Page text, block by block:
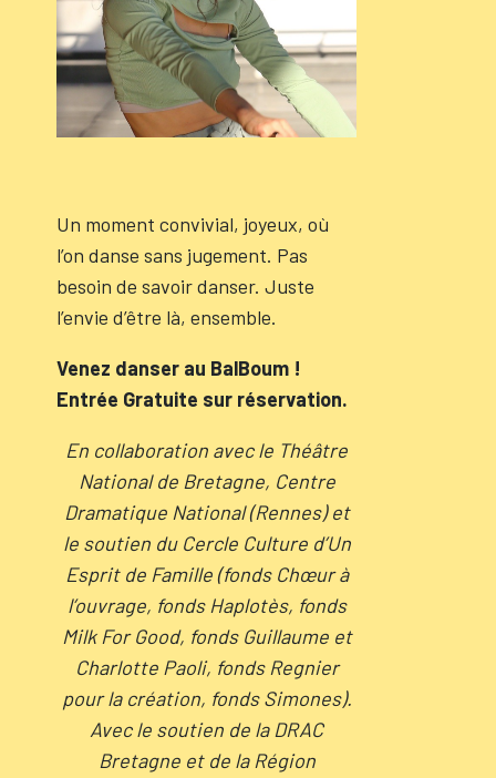
Un moment convivial, joyeux, où
l’on danse sans jugement. Pas
besoin de savoir danser. Juste
l’envie d’être là, ensemble.
Venez danser au BalBoum !
Entrée Gratuite sur réservation.
En collaboration avec le Théâtre
National de Bretagne, Centre
Dramatique National (Rennes) et
le soutien du Cercle Culture d’Un
Esprit de Famille (fonds Chœur à
l’ouvrage, fonds Haplotès, fonds
Milk For Good, fonds Guillaume et
Charlotte Paoli, fonds Regnier
pour la création, fonds Simones).
Avec le soutien de la DRAC
Bretagne et de la Région